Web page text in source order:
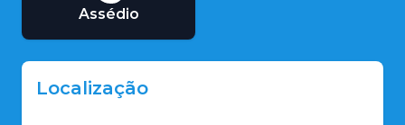
Assédio
Localização